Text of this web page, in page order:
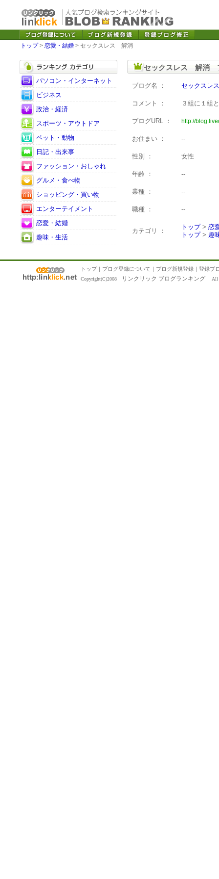
トップ> 恋愛・結婚 > セックスレス 解消
パソコン・インターネット
ビジネス
政治・経済
スポーツ・アウトドア
ペット・動物
日記・出来事
ファッション・おしゃれ
グルメ・食べ物
ショッピング・買い物
エンターテイメント
恋愛・結婚
趣味・生活
セックスレス 解消
ブログ名 ： セックスレ
コメント ： ３組に１組
ブログURL ： http://
お住まい ： --
性別 ： 女性
年齢 ： --
業種 ： --
職種 ： --
カテゴリ ：
トップ> 恋
トップ> 趣
トップ｜ ブログ登録について ｜ ブログ新規登録 ｜ 登録ブ
Copyright(C)2008 リンクリック ブログランキング All